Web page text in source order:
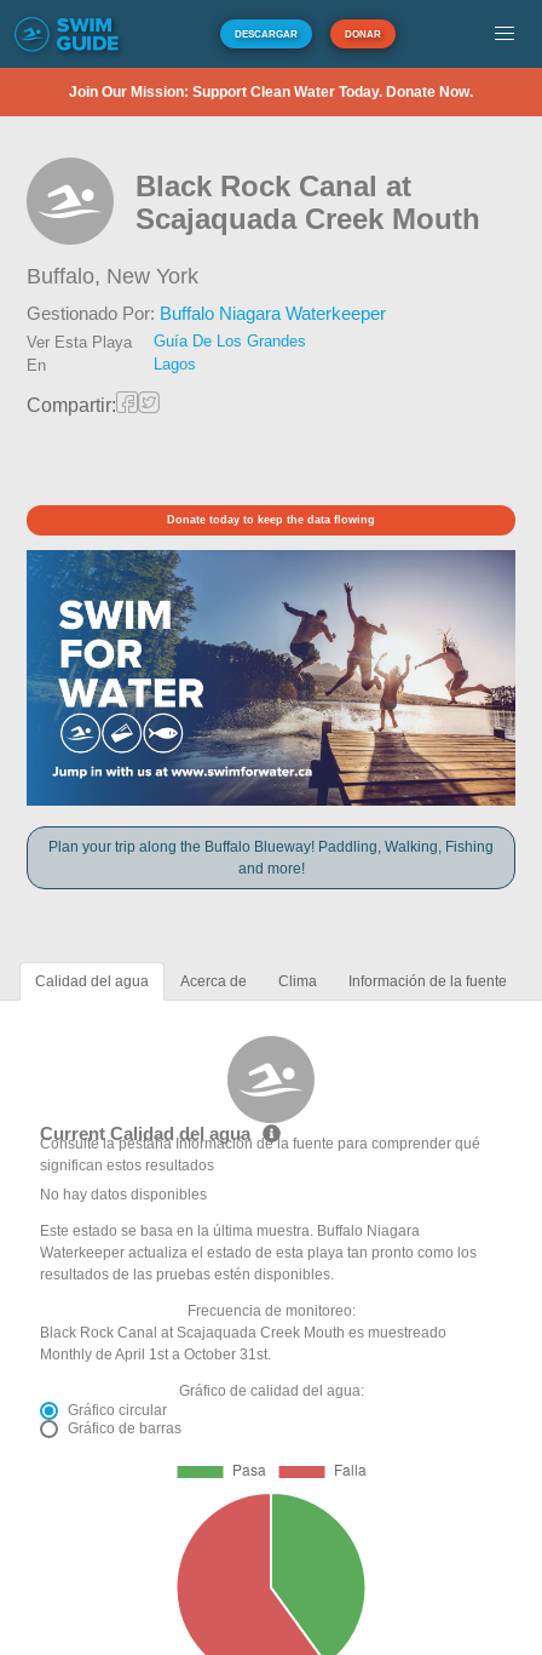
DESCARGAR DONAR
Join Our Mission: Support Clean Water Today. Donate Now.
Black Rock Canal at
Scajaquada Creek Mouth
Buffalo, New York
Gestionado Por: Buffalo Niagara Waterkeeper
Ver Esta Playa
En
Guía De Los Grandes
Lagos
Compartir:
Donate today to keep the data flowing
Plan your trip along the Buffalo Blueway! Paddling, Walking, Fishing
and more!
Calidad del agua Acerca de Clima Información de la fuente
Current Calidad del agua
Consulte la pestaña Información de la fuente para comprender qué
significan estos resultados
No hay datos disponibles
Este estado se basa en la última muestra. Buffalo Niagara
Waterkeeper actualiza el estado de esta playa tan pronto como los
resultados de las pruebas estén disponibles.
Frecuencia de monitoreo:
Black Rock Canal at Scajaquada Creek Mouth es muestreado
Monthly de April 1st a October 31st.
Gráfico de calidad del agua:
Gráfico circular
Gráfico de barras